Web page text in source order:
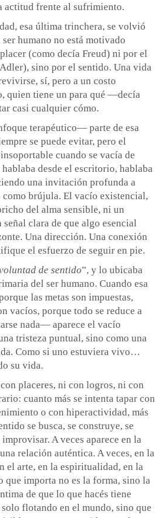
actitud frente al sufrimiento.
esa última trinchera, se volvió
humano no está motivado
(como decía Freud) ni por el
sino por el sentido. Una vida
sí, pero a un costo
quien tiene un para qué —decía
casi cualquier cómo.
terapéutico— parte de esa
se puede evitar, pero el
cuando se vacía de
desde el escritorio, hablaba
una invitación profunda a
brújula. El vacío existencial,
del alma sensible, ni un
señal clara de que algo esencial
Una dirección. Una conexión
el esfuerzo de seguir en pie.
de sentido”, y lo ubicaba
del ser humano. Cuando esa
las metas son impuestas,
vacíos, porque todo se reduce a
nada— aparece el vacío
tristeza puntual, sino como una
Como si uno estuviera vivo…
su vida.
placeres, ni con logros, ni con
cuanto más se intenta tapar con
o con hiperactividad, más
se busca, se construye, se
A veces aparece en la
relación auténtica. A veces, en la
el arte, en la espiritualidad, en la
que importa no es la forma, sino la
de que lo que hacés tiene
flotando en el mundo, sino que